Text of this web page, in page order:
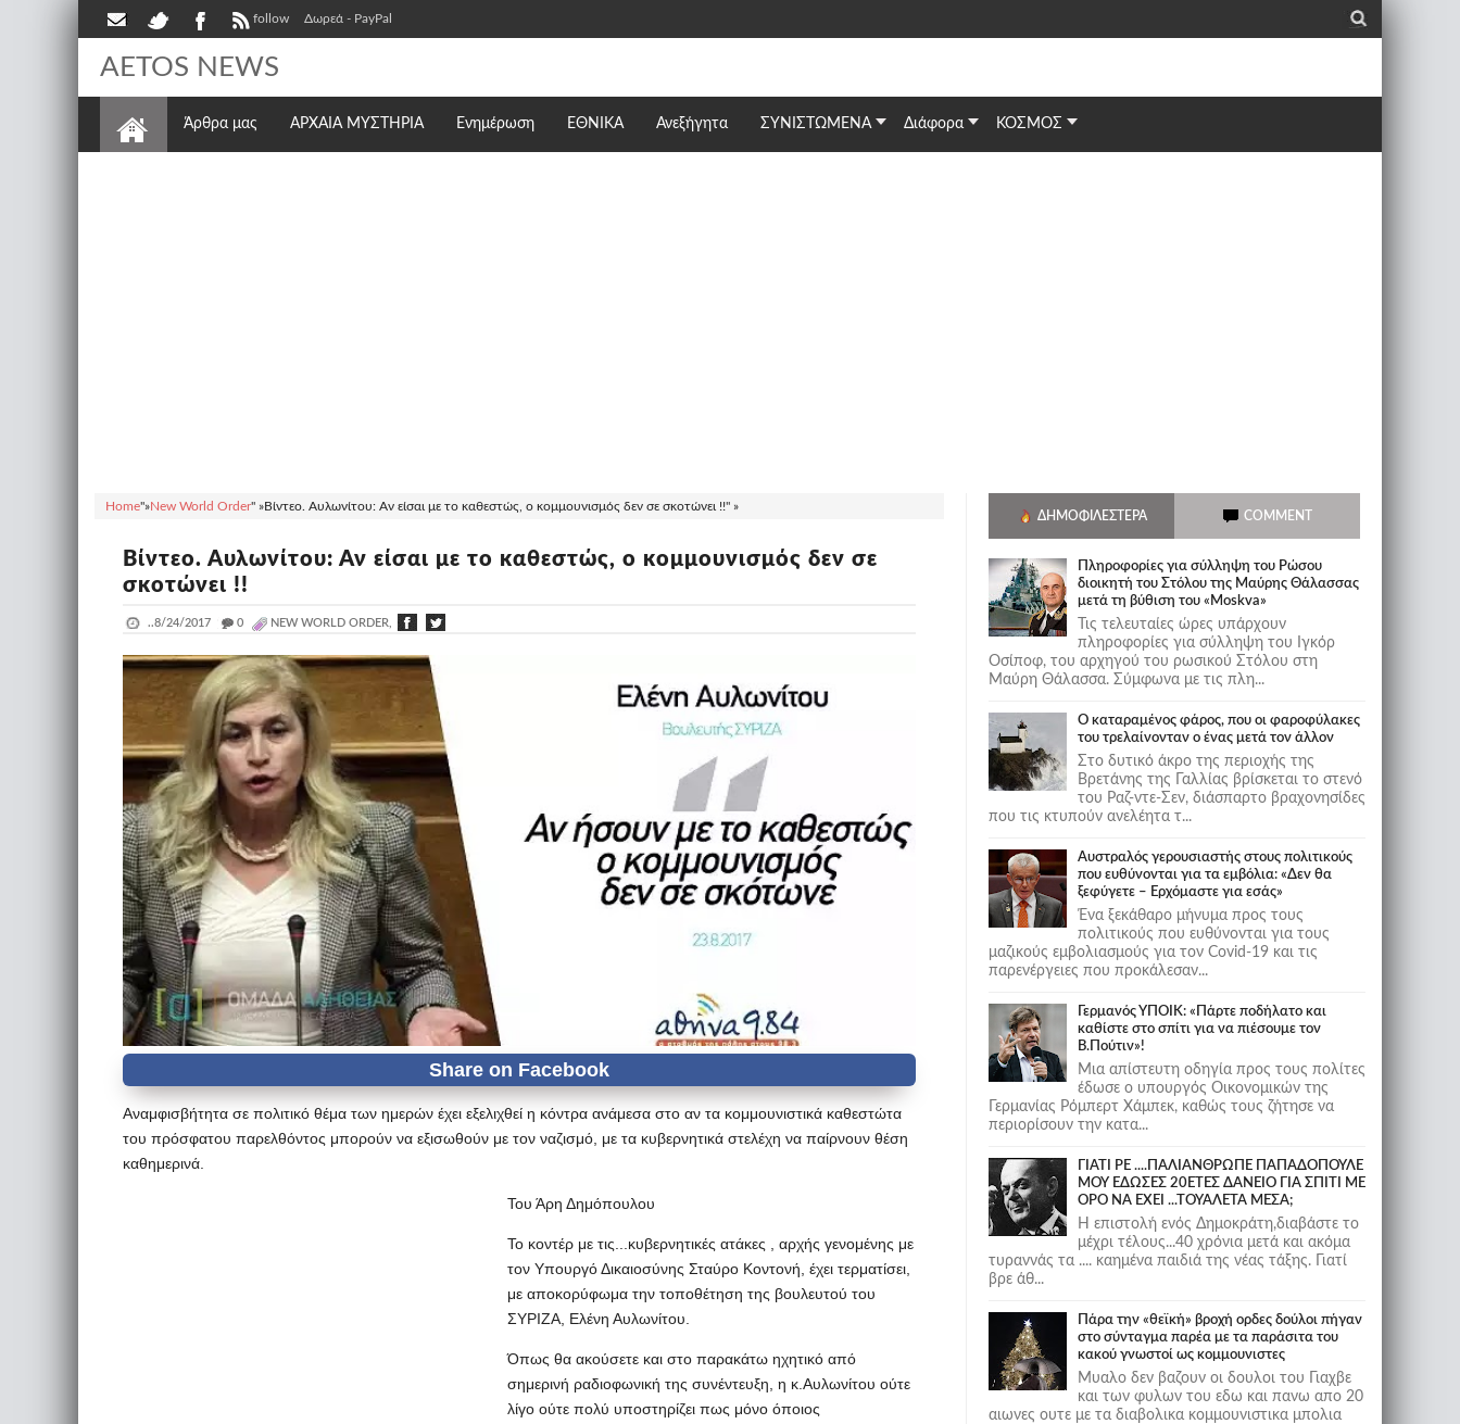
follow Δωρεά - PayPal _
AETOS NEWS
Άρθρα μας ΑΡΧΑΙΑ ΜΥΣΤΗΡΙΑ Ενημέρωση ΕΘΝΙΚΆ Ανεξήγητα ΣΥΝΙΣΤΩΜΕΝΑ Διάφορα ΚΟΣΜΟΣ
Home"»New World Order" »Βίντεο. Αυλωνίτου: Αν είσαι με το καθεστώς, ο κομμουνισμός δεν σε σκοτώνει !!" »
Βίντεο. Αυλωνίτου: Αν είσαι με το καθεστώς, ο κομμουνισμός δεν σε
σκοτώνει !!
..8/24/2017 _ 0 NEW WORLD ORDER,
Αναμφισβήτητα σε πολιτικό θέμα των ημερών έχει εξελιχθεί η κόντρα ανάμεσα στο αν τα κομμουνιστικά καθεστώτα
του πρόσφατου παρελθόντος μπορούν να εξισωθούν με τον ναζισμό, με τα κυβερνητικά στελέχη να παίρνουν θέση
καθημερινά.
Του Άρη Δημόπουλου
Το κοντέρ με τις...κυβερνητικές ατάκες , αρχής γενομένης με
τον Υπουργό Δικαιοσύνης Σταύρο Κοντονή, έχει τερματίσει,
με αποκορύφωμα την τοποθέτηση της βουλευτού του
ΣΥΡΙΖΑ, Ελένη Αυλωνίτου.
Όπως θα ακούσετε και στο παρακάτω ηχητικό από
σημερινή ραδιοφωνική της συνέντευξη, η κ.Αυλωνίτου ούτε
λίγο ούτε πολύ υποστηρίζει πως μόνο όποιος
ΔΗΜΟΦΙΛΈΣΤΕΡΑ COMMENT
Πληροφορίες για σύλληψη του Ρώσου
διοικητή του Στόλου της Mαύρης Θάλασσας
μετά τη βύθιση του «Moskva»
Τις τελευταίες ώρες υπάρχουν
πληροφορίες για σύλληψη του Ιγκόρ
Οσίποφ, του αρχηγού του ρωσικού Στόλου στη
Μαύρη Θάλασσα. Σύμφωνα με τις πλη...
Ο καταραμένος φάρος, που οι φαροφύλακες
του τρελαίνονταν ο ένας μετά τον άλλον
Στο δυτικό άκρο της περιοχής της
Βρετάνης της Γαλλίας βρίσκεται το στενό
του Ραζ-ντε-Σεν, διάσπαρτο βραχονησίδες
που τις κτυπούν ανελέητα τ...
Αυστραλός γερουσιαστής στους πολιτικούς
που ευθύνονται για τα εμβόλια: «Δεν θα
ξεφύγετε – Ερχόμαστε για εσάς»
Ένα ξεκάθαρο μήνυμα προς τους
πολιτικούς που ευθύνονται για τους
μαζικούς εμβολιασμούς για τον Covid-19 και τις
παρενέργειες που προκάλεσαν...
Γερμανός ΥΠΟΙΚ: «Πάρτε ποδήλατο και
καθίστε στο σπίτι για να πιέσουμε τον
Β.Πούτιν»!
Μια απίστευτη οδηγία προς τους πολίτες
έδωσε ο υπουργός Οικονομικών της
Γερμανίας Ρόμπερτ Χάμπεκ, καθώς τους ζήτησε να
περιορίσουν την κατα...
ΓΙΑΤΙ ΡΕ ....ΠΑΛΙΑΝΘΡΩΠΕ ΠΑΠΑΔΟΠΟΥΛΕ
ΜΟΥ ΕΔΩΣΕΣ 20ΕΤΕΣ ΔΑΝΕΙΟ ΓΙΑ ΣΠΙΤΙ ΜΕ
ΟΡΟ ΝΑ ΕΧΕΙ ...ΤΟΥΑΛΕΤΑ ΜΕΣΑ;
Η επιστολή ενός Δημοκράτη,διαβάστε το
μέχρι τέλους...40 χρόνια μετά και ακόμα
τυραννάς τα .... καημένα παιδιά της νέας τάξης. Γιατί
βρε άθ...
Πάρα την «θεϊκή» βροχή ορδες δούλοι πήγαν
στο σύνταγμα παρέα με τα παράσιτα του
κακού γνωστοί ως κομμουνιστες
Μυαλο δεν βαζουν οι δουλοι του Γιαχβε
και των φυλων του εδω και πανω απο 20
αιωνες ουτε με τα διαβολικα κομμουνιστικα μπολια